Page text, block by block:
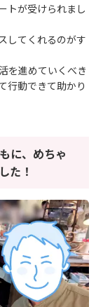
トが受けられまし
してくれるのがす
を進めていくべき
行動できて助かり
に、めちゃ
た！